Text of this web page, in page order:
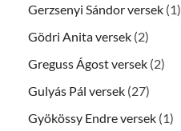
Gerzsenyi Sándor versek (1)
Gödri Anita versek (2)
Greguss Ágost versek (2)
Gulyás Pál versek (27)
Gyökössy Endre versek (1)